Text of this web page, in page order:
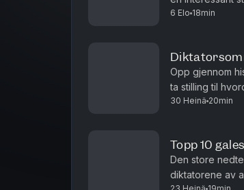
undervise i
6 Elo 18min
Opp gjennom
ta stilling til
men hvor gjør
30 Heinä 20min
Topp 10
Den store
diktatorene av